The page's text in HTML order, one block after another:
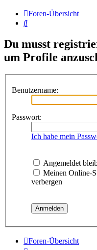
Foren-Übersicht
Suche
Du musst
um Profile
Benutzername:
Passwort:
Ich habe mein
Angemeldet
Meinen Online-
verbergen
Foren-Übersicht